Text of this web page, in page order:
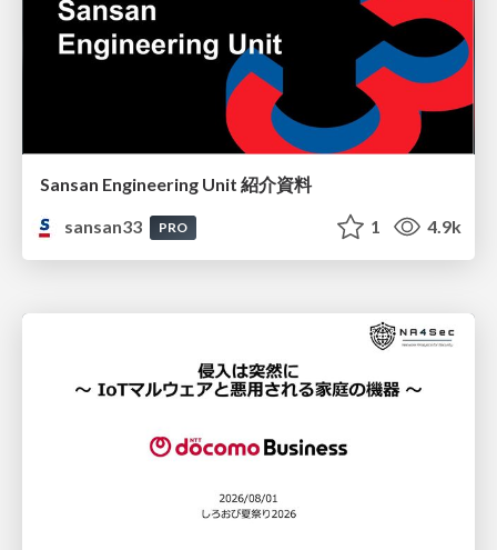
Sansan Engineering Unit 紹介資料
sansan33
PRO 1 4.9k